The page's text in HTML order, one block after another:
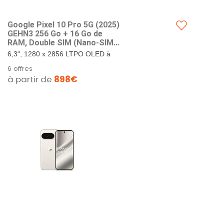
Google Pixel 10 Pro 5G (202​5)
GEHN3 256 Go + 16 Go de
RAM, Double SIM (Nano-SIM,
eSIM), Android 1​6
Smartphone débloqué en
Usine (Porcelaine)
6,3", 1280 x 2856 LTPO OLED à
Glass Victus 2. 256 Go de
stockage + 16 Go de RAM.
6 offres
à partir de 898€